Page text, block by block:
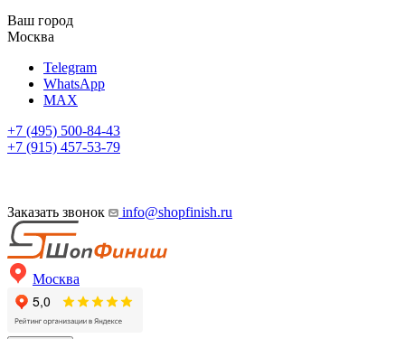
Ваш город
Москва
Telegram
WhatsApp
MAX
+7 (495) 500-84-43
+7 (915) 457-53-79
Заказать звонок info@shopfinish.ru
Москва